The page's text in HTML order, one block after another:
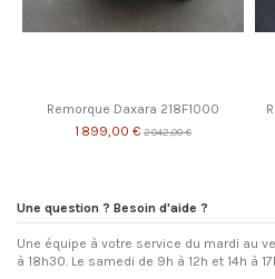
Remorque Daxara 218F1000
1 899,00 € 2 042,00 €
Une question ? Besoin d'aide ?
Une équipe à votre service du mardi au
à 18h30. Le samedi de 9h à 12h et 14h à